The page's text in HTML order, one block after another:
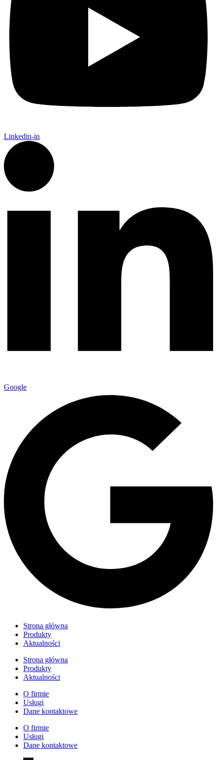
Linkedin-in
Google
Strona główna
Produkty
Aktualności
Strona główna
Produkty
Aktualności
O firmie
Usługi
Dane kontaktowe
O firmie
Usługi
Dane kontaktowe